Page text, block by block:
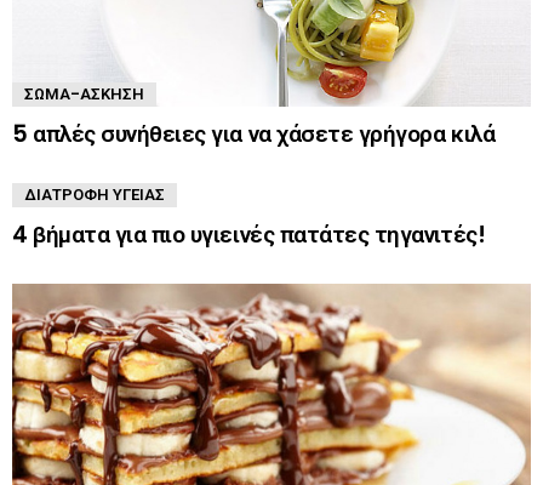
ΣΏΜΑ-ΆΣΚΗΣΗ
5 απλές συνήθειες για να χάσετε γρήγορα κιλά
ΔΙΑΤΡΟΦΉ ΥΓΕΊΑΣ
4 βήματα για πιο υγιεινές πατάτες τηγανιτές!